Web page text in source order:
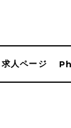
求人ページ